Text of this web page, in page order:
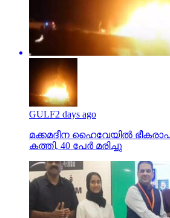
GULF2 days ago
മക്കമദീന ഹൈവേയില്‍
കത്തി, 40 പേര്‍ മരിച്ചു